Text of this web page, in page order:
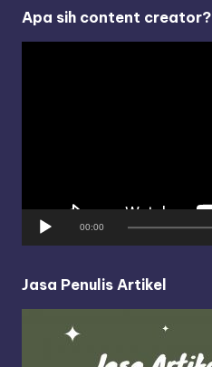
Apa sih content creator?
00:00
Jasa Penulis Artikel